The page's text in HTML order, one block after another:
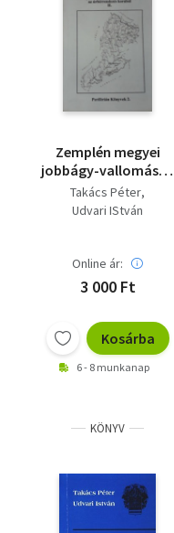
Zemplén megyei
jobbágy-vallomások
az úrbérrendezés
korából II.
Takács Péter
Udvari IStván
Online ár:
3 000 Ft
Kosárba
6 - 8 munkanap
KÖNYV